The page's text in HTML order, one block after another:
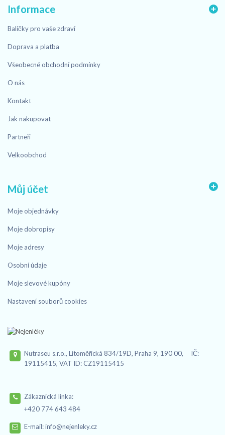
Informace
Balíčky pro vaše zdraví
Doprava a platba
Všeobecné obchodní podmínky
O nás
Kontakt
Jak nakupovat
Partneři
Velkoobchod
Můj účet
Moje objednávky
Moje dobropisy
Moje adresy
Osobní údaje
Moje slevové kupóny
Nastavení souborů cookies
Nutraseu s.r.o., Litoměřická 834/19D, Praha 9, 190 00, IČ:
19115415, VAT ID: CZ19115415
Zákaznická linka:
+420 774 643 484
E-mail:info@nejenleky.cz